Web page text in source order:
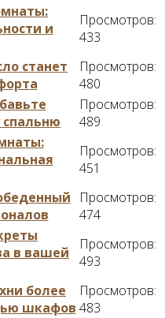
и
Просмотров:
433
станет
Просмотров:
480
Просмотров:
489
Просмотров:
451
Просмотров:
474
в вашей
Просмотров:
493
более
шкафов
Просмотров:
483